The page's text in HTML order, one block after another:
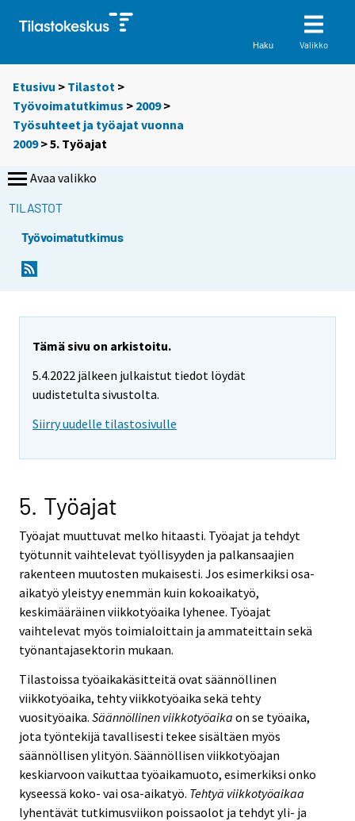
Haku Valikko
Etusivu > Tilastot >
Työvoimatutkimus > 2009>
Työsuhteet ja työajat vuonna
2009> 5. Työajat
Avaa valikko
TILASTOT
Työvoimatutkimus
Tämä sivu on arkistoitu.
5.4.2022 jälkeen julkaistut tiedot löydät
uudistetulta sivustolta.
Siirry uudelle tilastosivulle
5. Työajat
Työajat muuttuvat melko hitaasti. Työajat ja tehdyt
työtunnit vaihtelevat työllisyyden ja palkansaajien
rakenteen muutosten mukaisesti. Jos esimerkiksi osa-
aikatyö yleistyy enemmän kuin kokoaikatyö,
keskimääräinen viikkotyöaika lyhenee. Työajat
vaihtelevat myös toimialoittain ja ammateittain sekä
työnantajasektorin mukaan.
Tilastoissa työaikakäsitteitä ovat säännöllinen
viikkotyöaika, tehty viikkotyöaika sekä tehty
vuosityöaika. Säännöllinen viikkotyöaika on se työaika,
jota työntekijä tavallisesti tekee sisältäen myös
säännöllisen ylityön. Säännöllisen viikkotyöajan
keskiarvoon vaikuttaa työaikamuoto, esimerkiksi onko
kyseessä koko- vai osa-aikatyö. Tehtyä viikkotyöaikaa
lyhentävät tutkimusviikon poissaolot ja tehdyt yli- ja